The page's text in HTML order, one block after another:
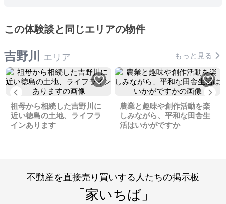
この体験談と同じエリアの物件
吉野川 エリア もっと見る
Previous
祖母から相続した吉野川に
近い徳島の土地、ライフラ
インあります
農業と趣味や創作活動を楽
しみながら、平和な田舎生
活はいかがですか
不動産を直接売り買いする人たちの掲示板
「家いちば」